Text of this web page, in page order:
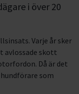
i över 20
Varje år sker
avlossade skott
Då är det
som